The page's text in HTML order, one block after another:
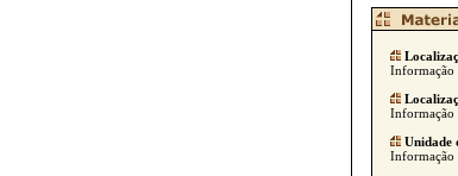
Informação
Informação
Unidade
Informação